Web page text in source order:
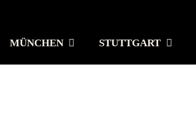
MÜNCHEN STUTTGART